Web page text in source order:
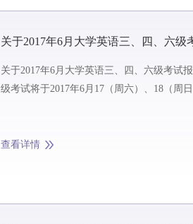
关于2017年6月大学英语三、四、六级
关于2017年6月大学英语三、四、六级考试报名的通知 2017-03-01 来源：教务部 全国大学英语四、六级
级考试将于2017年6月17（周六）、18（周
查看详情